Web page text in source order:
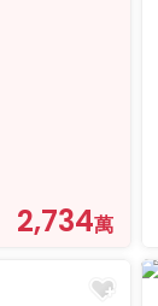
2,734